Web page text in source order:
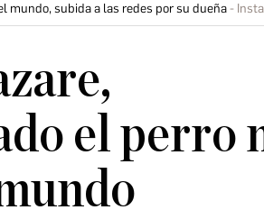
mundo, subida a las redes por su dueña
el perro